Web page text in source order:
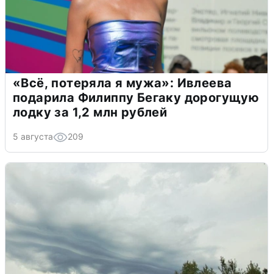
«Всё, потеряла я мужа»: Ивлеева
подарила Филиппу Бегаку дорогущую
лодку за 1,2 млн рублей
5 августа 209